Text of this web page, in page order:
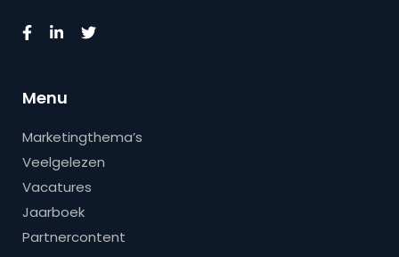
Menu
Marketingthema’s
Veelgelezen
Vacatures
Jaarboek
Partnercontent